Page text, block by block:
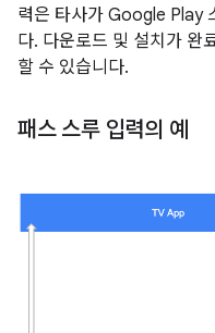
력은 타사가 Google Play
다. 다운로드 및 설치가 완
할 수 있습니다.
패스 스루 입력의 예